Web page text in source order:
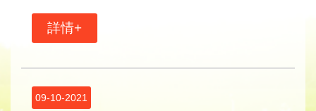
詳情+
09-10-2021